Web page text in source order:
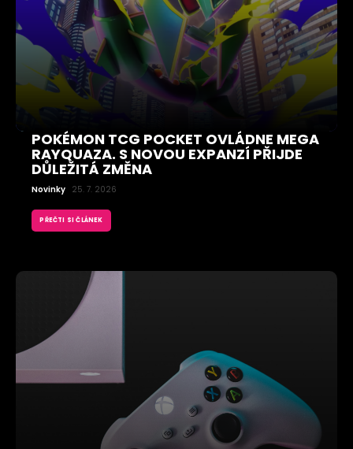
POKÉMON TCG POCKET OVLÁDNE MEGA
RAYQUAZA. S NOVOU EXPANZÍ PŘIJDE
DŮLEŽITÁ ZMĚNA
Novinky 25. 7. 2026
PŘEČTI SI ČLÁNEK